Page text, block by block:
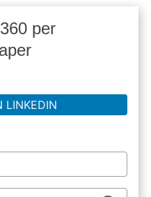
per
LINKEDIN